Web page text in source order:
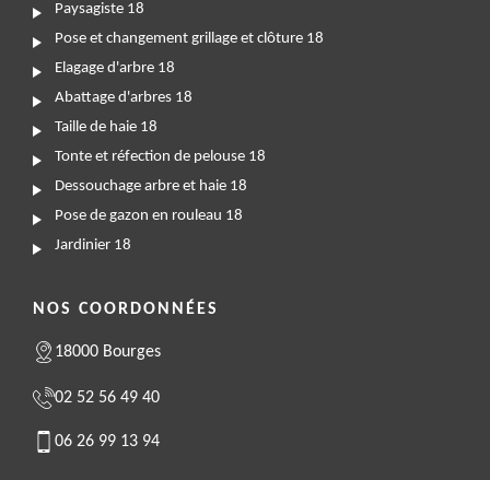
Paysagiste 18
Pose et changement grillage et clôture 18
Elagage d'arbre 18
Abattage d'arbres 18
Taille de haie 18
Tonte et réfection de pelouse 18
Dessouchage arbre et haie 18
Pose de gazon en rouleau 18
Jardinier 18
NOS COORDONNÉES
18000 Bourges
02 52 56 49 40
06 26 99 13 94